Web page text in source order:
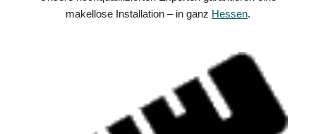
makellose Installation – in ganz Hessen.